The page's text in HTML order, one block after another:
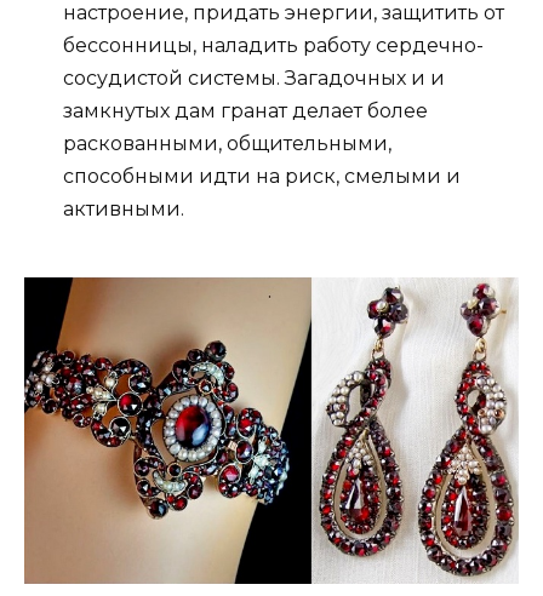
настроение, придать энергии, защитить от
бессонницы, наладить работу сердечно-
сосудистой системы. Загадочных и и
замкнутых дам гранат делает более
раскованными, общительными,
способными идти на риск, смелыми и
активными.